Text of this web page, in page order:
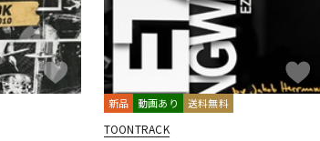
新品 動画あり 送料無料
TOONTRACK